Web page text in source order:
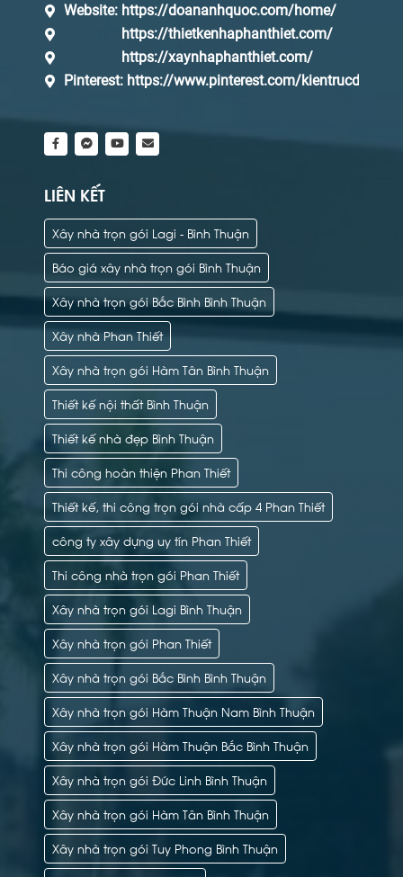
Website: https://doananhquoc.com/home/
https://thietkenhaphanthiet.com/
https://xaynhaphanthiet.com/
Pinterest: https://www.pinterest.com/kientrucdaq/
LIÊN KẾT
Xây nhà trọn gói Lagi - Bình Thuận
Báo giá xây nhà trọn gói Bình Thuận
Xây nhà trọn gói Bắc Bình Bình Thuận
Xây nhà Phan Thiết
Xây nhà trọn gói Hàm Tân Bình Thuận
Thiết kế nội thất Bình Thuận
Thiết kế nhà đẹp Bình Thuận
Thi công hoàn thiện Phan Thiết
Thiết kế, thi công trọn gói nhà cấp 4 Phan Thiết
công ty xây dựng uy tín Phan Thiết
Thi công nhà trọn gói Phan Thiết
Xây nhà trọn gói Lagi Bình Thuận
Xây nhà trọn gói Phan Thiết
Xây nhà trọn gói Bắc Bình Bình Thuận
Xây nhà trọn gói Hàm Thuận Nam Bình Thuận
Xây nhà trọn gói Hàm Thuận Bắc Bình Thuận
Xây nhà trọn gói Đức Linh Bình Thuận
Xây nhà trọn gói Hàm Tân Bình Thuận
Xây nhà trọn gói Tuy Phong Bình Thuận